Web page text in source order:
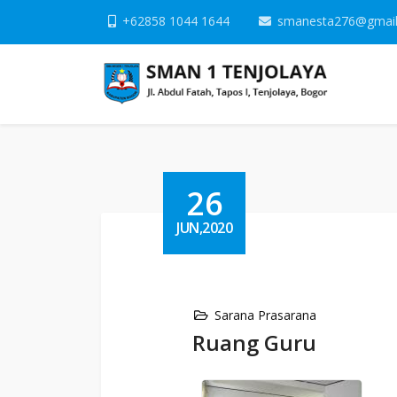
+62858 1044 1644
26
JUN,2020
Sarana Prasarana
Ruang Guru